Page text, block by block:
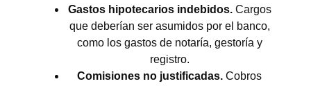
Gastos hipotecarios indebidos.Cargos
que deberían ser asumidos por el banco,
como los gastos de notaría, gestoría y
registro.
Comisiones no justificadas. Cobros